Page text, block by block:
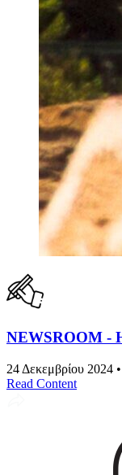
NEWSROOM -
24 Δεκεμβρίου 2024
Read Content